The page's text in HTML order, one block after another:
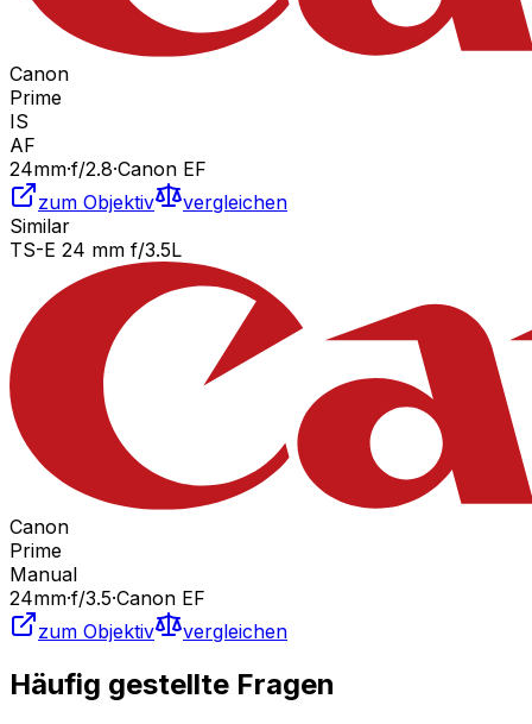
Canon
Prime
IS
AF
24mm·f/2.8·Canon EF
zum Objektiv
vergleichen
Similar
TS-E 24 mm f/3.5L
Canon
Prime
Manual
24mm·f/3.5·Canon EF
zum Objektiv
vergleichen
Häufig gestellte Fragen